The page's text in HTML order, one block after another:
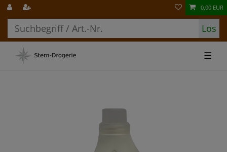
Los
0,00 EUR
☰